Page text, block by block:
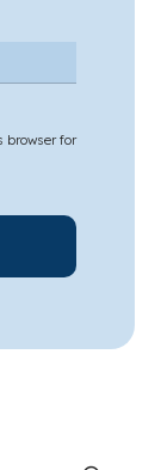
browser for